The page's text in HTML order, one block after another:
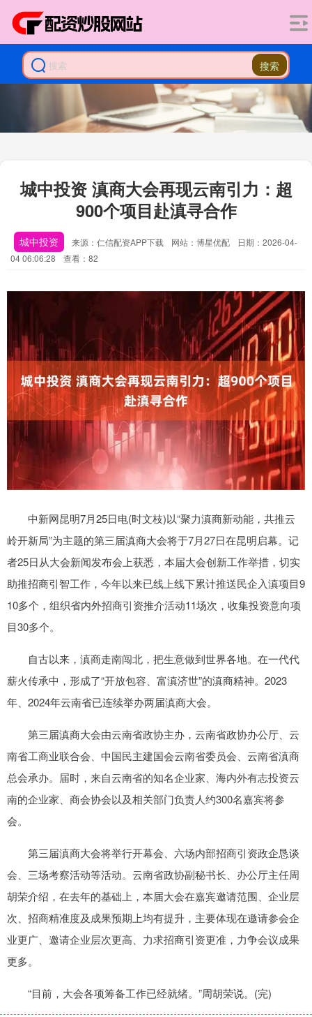
搜索
城中投资 滇商大会再现云南引力：超
900个项目赴滇寻合作
城中投资 来源：仁信配资APP下载 网站：博星优配
日期：2026-04-
04 06:06:28
查看：82
中新网昆明7月25日电(时文枝)以“聚力滇商新动能，共推云
岭开新局”为主题的第三届滇商大会将于7月27日在昆明启幕。记
者25日从大会新闻发布会上获悉，本届大会创新工作举措，切实
助推招商引智工作，今年以来已线上线下累计推送民企入滇项目9
10多个，组织省内外招商引资推介活动11场次，收集投资意向项
目30多个。
自古以来，滇商走南闯北，把生意做到世界各地。在一代代
薪火传承中，形成了“开放包容、富滇济世”的滇商精神。2023
年、2024年云南省已连续举办两届滇商大会。
第三届滇商大会由云南省政协主办，云南省政协办公厅、云
南省工商业联合会、中国民主建国会云南省委员会、云南省滇商
总会承办。届时，来自云南省的知名企业家、海内外有志投资云
南的企业家、商会协会以及相关部门负责人约300名嘉宾将参
会。
第三届滇商大会将举行开幕会、六场内部招商引资政企恳谈
会、三场考察活动等活动。云南省政协副秘书长、办公厅主任周
胡荣介绍，在去年的基础上，本届大会在嘉宾邀请范围、企业层
次、招商精准度及成果预期上均有提升，主要体现在邀请参会企
业更广、邀请企业层次更高、力求招商引资更准，力争会议成果
更多。
“目前，大会各项筹备工作已经就绪。”周胡荣说。(完)